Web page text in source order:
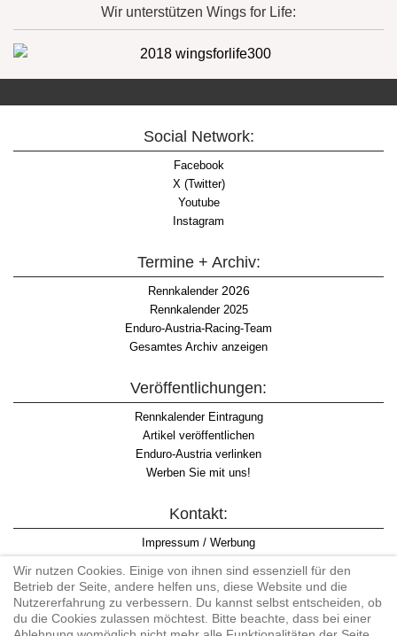
Wir unterstützen Wings for Life:
Social Network:
Facebook
X (Twitter)
Youtube
Instagram
Termine + Archiv:
Rennkalender2026
Rennkalender 2025
Enduro-Austria-Racing-Team
Gesamtes Archiv anzeigen
Veröffentlichungen:
Rennkalender Eintragung
Artikel veröffentlichen
Enduro-Austria verlinken
Werben Sie mit uns!
Kontakt:
Impressum / Werbung
Informationspflicht WKO
AGB
Wir nutzen Cookies. Einige von ihnen sind essenziell für den
Betrieb der Seite, andere helfen uns, diese Website und die
Nutzererfahrung zu verbessern. Du kannst selbst entscheiden, ob
du die Cookies zulassen möchtest. Bitte beachte, dass bei einer